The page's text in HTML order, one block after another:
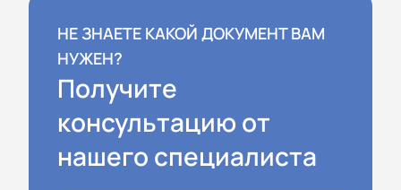
НЕ ЗНАЕТЕ КАКОЙ ДОКУМЕНТ ВАМ
НУЖЕН?
Получите
консультацию от
нашего специалиста